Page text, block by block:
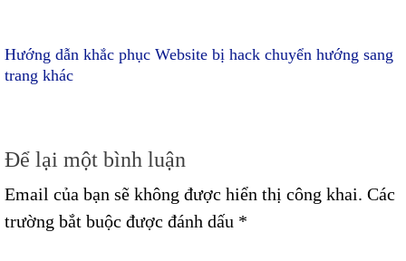
Hướng dẫn khắc phục Website bị hack chuyển hướng sang
trang khác
Để lại một bình luận
Email của bạn sẽ không được hiển thị công khai. Các
trường bắt buộc được đánh dấu *